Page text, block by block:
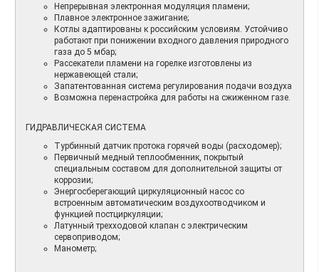
Непрерывная электронная модуляция пламени;
Плавное электронное зажигание;
Котлы адаптированы к российским условиям. Устойчиво
работают при понижении входного давления природного
газа до 5 мбар;
Рассекатели пламени на горелке изготовлены из
нержавеющей стали;
Запатентованная система регулирования подачи воздуха
Возможна перенастройка для работы на сжиженном газе.
ГИДРАВЛИЧЕСКАЯ СИСТЕМА
Турбинный датчик протока горячей воды (расходомер);
Первичный медный теплообменник, покрытый
специальным составом для дополнительной защиты от
коррозии;
Энергосберегающий циркуляционный насос со
встроенным автоматическим воздухоотводчиком и
функцией постциркуляции;
Латунный трехходовой клапан с электрическим
сервоприводом;
Манометр;